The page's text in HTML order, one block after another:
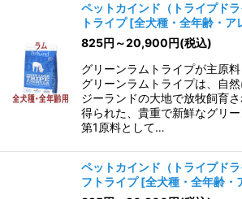
ペットカインド（トライプド
トライプ [全犬種・全年齢・ア
825円 ～20,900円(税込)
グリーンラムトライプが主原
グリーンラムトライプは、自
ジーランドの大地で放牧飼育
得られた、貴重で新鮮なグリ
第1原料として…
ペットカインド（トライプド
フトライプ [全犬種・全年齢・